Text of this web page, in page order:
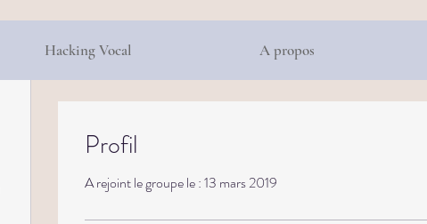
Hacking Vocal A propos
Profil
A rejoint le groupe le : 13 mars 2019